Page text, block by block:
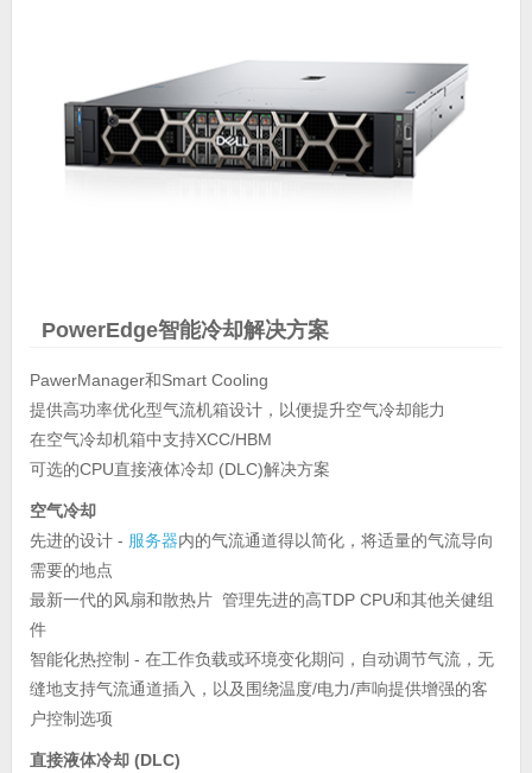
PowerEdge智能冷却解决方案
PawerManager和Smart Cooling
提供高功率优化型气流机箱设计，以便提升空气冷却能力
在空气冷却机箱中支持XCC/HBM
可选的CPU直接液体冷却 (DLC)解决方案
空气冷却
先进的设计 - 服务器内的气流通道得以简化，将适量的气流导向
需要的地点
最新一代的风扇和散热片 管理先进的高TDP CPU和其他关健组
件
智能化热控制 - 在工作负载或环境变化期问，自动调节气流，无
缝地支持气流通道插入，以及围绕温度/电力/声响提供增强的客
户控制选项
直接液体冷却 (DLC)